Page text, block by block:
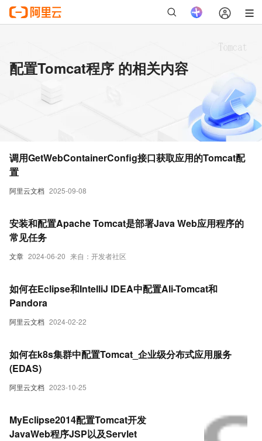
配置Tomcat程序 的相关内容
阿里云文档 2025-09-08
调用GetWebContainerConfig接口获取应用的Tomcat配
置
文章 2024-06-20 来自：开发者社区
安装和配置Apache Tomcat是部署Java Web应用程序的
常见任务
阿里云文档 2024-02-22
如何在Eclipse和IntelliJ IDEA中配置Ali-Tomcat和
Pandora
阿里云文档 2023-10-25
如何在k8s集群中配置Tomcat_企业级分布式应用服务
(EDAS)
MyEclipse2014配置Tomcat开发
JavaWeb程序JSP以及Servlet